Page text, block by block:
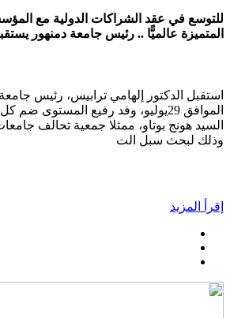
للتوسع في عقد الشراكات الدولية مع
المتميزة عالميًّا .. رئيس جامعة دمنهور
استقبل الدكتور إلهامي ترابيس، رئيس جامعة
الموافق 29يوليو، وفد رفيع المستوى
السيد هونج بوتاو، ممثلا جمعية تحالف
وذلك لبحث سبل الت
إقرأ المزيد